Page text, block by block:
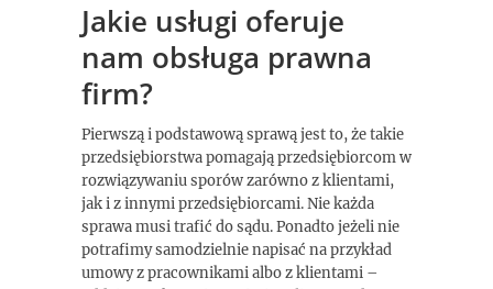
Jakie usługi oferuje
nam obsługa prawna
firm?
Pierwszą i podstawową sprawą jest to, że takie
przedsiębiorstwa pomagają przedsiębiorcom w
rozwiązywaniu sporów zarówno z klientami,
jak i z innymi przedsiębiorcami. Nie każda
sprawa musi trafić do sądu. Ponadto jeżeli nie
potrafimy samodzielnie napisać na przykład
umowy z pracownikami albo z klientami –